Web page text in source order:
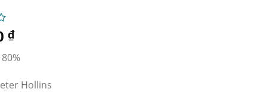
₫
Hollins